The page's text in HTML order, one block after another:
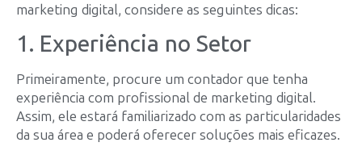
marketing digital, considere as seguintes dicas:
1. Experiência no Setor
Primeiramente, procure um contador que tenha
experiência com profissional de marketing digital.
Assim, ele estará familiarizado com as particularidades
da sua área e poderá oferecer soluções mais eficazes.